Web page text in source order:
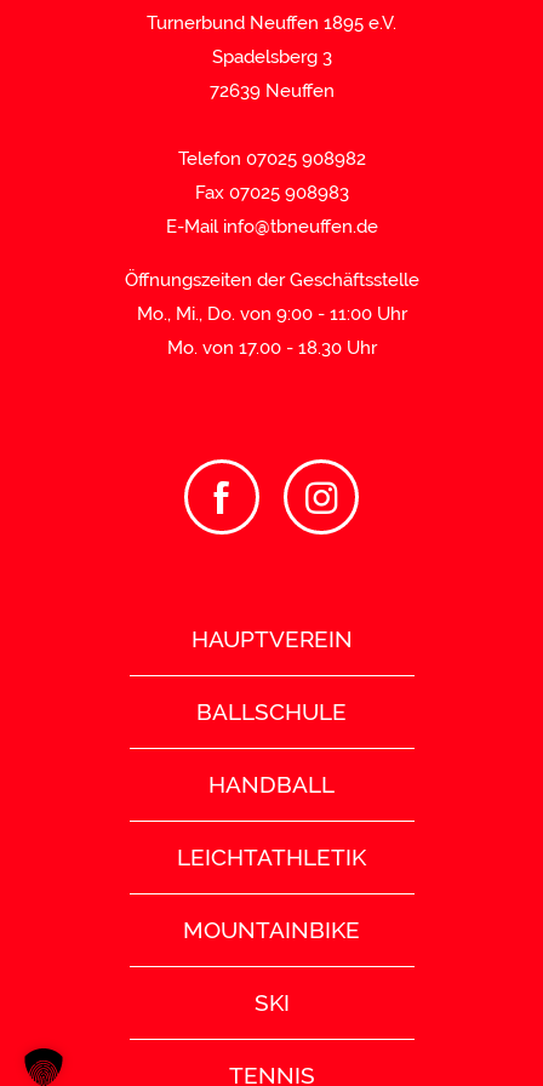
Turnerbund Neuffen 1895 e.V.
Spadelsberg 3
72639 Neuffen
Telefon 07025 908982
Fax 07025 908983
E-Mail info@tbneuffen.de
Öffnungszeiten der Geschäftsstelle
Mo., Mi., Do. von 9:00 - 11:00 Uhr
Mo. von 17.00 - 18.30 Uhr
HAUPTVEREIN
BALLSCHULE
HANDBALL
LEICHTATHLETIK
MOUNTAINBIKE
SKI
TENNIS